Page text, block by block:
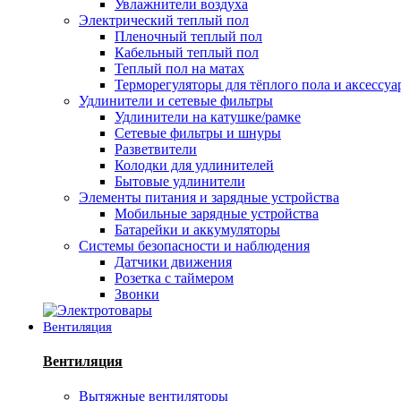
Увлажнители воздуха
Электрический теплый пол
Пленочный теплый пол
Кабельный теплый пол
Теплый пол на матах
Терморегуляторы для тёплого пола и
Удлинители и сетевые фильтры
Удлинители на катушке/рамке
Сетевые фильтры и шнуры
Разветвители
Колодки для удлинителей
Бытовые удлинители
Элементы питания и зарядные устройства
Мобильные зарядные устройства
Батарейки и аккумуляторы
Системы безопасности и наблюдения
Датчики движения
Розетка с таймером
Звонки
Вентиляция
Вентиляция
Вытяжные вентиляторы